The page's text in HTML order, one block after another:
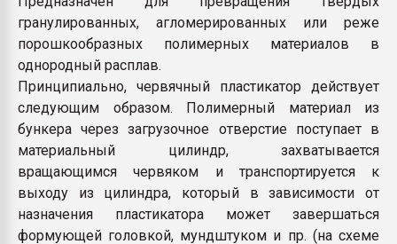
бутылок
ПЕРЕЙТИ НА
гранулированных, агломерированных или реже
порошкообразных полимерных материалов в
однородный расплав.
Принципиально, червячный пластикатор действует
следующим образом. Полимерный материал из
бункера через загрузочное отверстие поступает в
материальный цилиндр, захватывается
вращающимся червяком и транспортируется к
выходу из цилиндра, который в зависимости от
назначения пластикатора может завершаться
формующей головкой, мундштуком и пр. (на схеме